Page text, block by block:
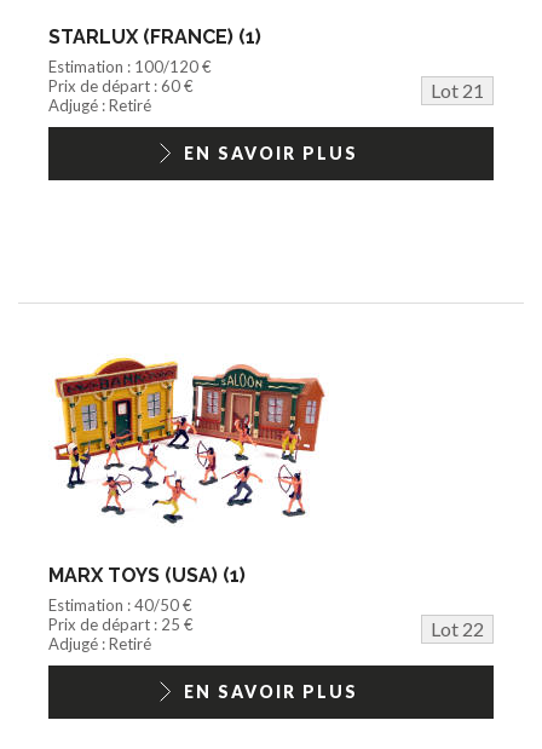
STARLUX (FRANCE) (1)
Estimation : 100/120 €
Prix de départ : 60 €
Lot 21
Adjugé : Retiré
EN SAVOIR PLUS
MARX TOYS (USA) (1)
Estimation : 40/50 €
Prix de départ : 25 €
Lot 22
Adjugé : Retiré
EN SAVOIR PLUS